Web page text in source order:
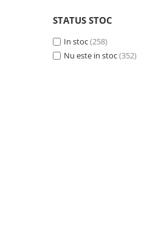
STATUS STOC
In stoc(258)
Nu este in stoc(352)